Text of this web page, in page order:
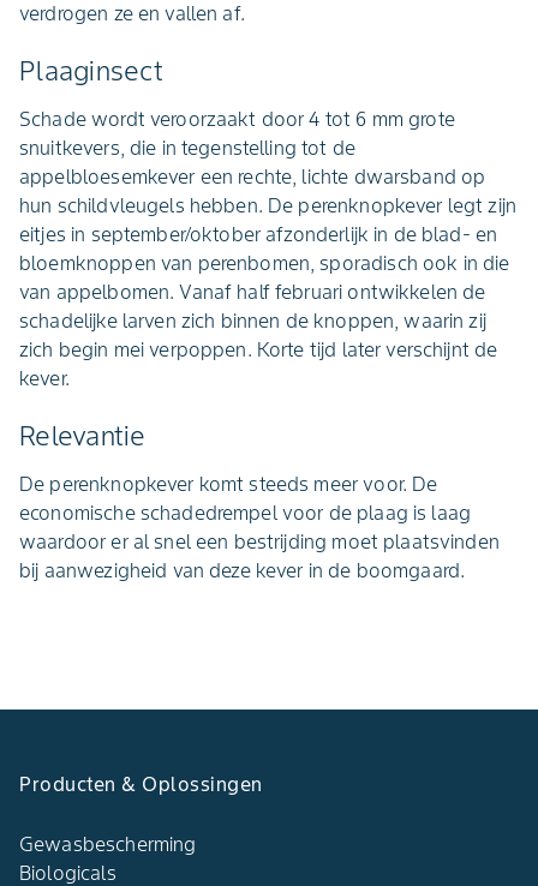
verdrogen ze en vallen af.
Plaaginsect
Schade wordt veroorzaakt door 4 tot 6 mm grote
snuitkevers, die in tegenstelling tot de
appelbloesemkever een rechte, lichte dwarsband op
hun schildvleugels hebben. De perenknopkever legt zijn
eitjes in september/oktober afzonderlijk in de blad- en
bloemknoppen van perenbomen, sporadisch ook in die
van appelbomen. Vanaf half februari ontwikkelen de
schadelijke larven zich binnen de knoppen, waarin zij
zich begin mei verpoppen. Korte tijd later verschijnt de
kever.
Relevantie
De perenknopkever komt steeds meer voor. De
economische schadedrempel voor de plaag is laag
waardoor er al snel een bestrijding moet plaatsvinden
bij aanwezigheid van deze kever in de boomgaard.
Producten & Oplossingen
Gewasbescherming
Biologicals